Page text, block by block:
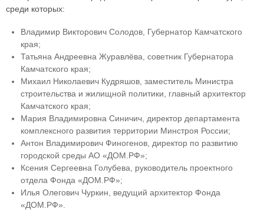
среди которых:
Владимир Викторович Солодов, Губернатор Камчатского
края;
Татьяна Андреевна Журавлёва, советник Губернатора
Камчатского края;
Михаил Николаевич Кудряшов, заместитель Министра
строительства и жилищной политики, главный архитектор
Камчатского края;
Мария Владимировна Синичич, директор департамента
комплексного развития территории Минстроя России;
Антон Владимирович Финогенов, директор по развитию
городской среды АО «ДОМ.РФ»;
Ксения Сергеевна Голубева, руководитель проектного
отдела Фонда «ДОМ.РФ»;
Илья Олегович Чуркин, ведущий архитектор Фонда
«ДОМ.РФ».